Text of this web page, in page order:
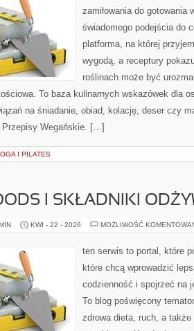
zamiłowania do gotowania
świadomego podejścia do
platforma, na której
wygodą, a receptury
roślinach może być
To baza kulinarnych wskazówek dla
na śniadanie, obiad, kolację, deser czy
Przepisy Wegańskie. […]
I PILATES
I SKŁADNIKI
KWI - 22 - 2026 MOŻLIWOŚĆ
ten serwis to portal, które
które chcą wprowadzić
codzienność i spojrzeć na
To blog poświęcony
zdrowa dieta, ruch, a